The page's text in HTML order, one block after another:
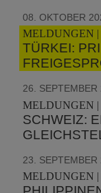
08. OKTOBER
MELDUNGEN
TÜRKEI:
26. SEPTEMBER
MELDUNGEN |
SCHWEIZ:
23. SEPTEMBER
MELDUNGEN